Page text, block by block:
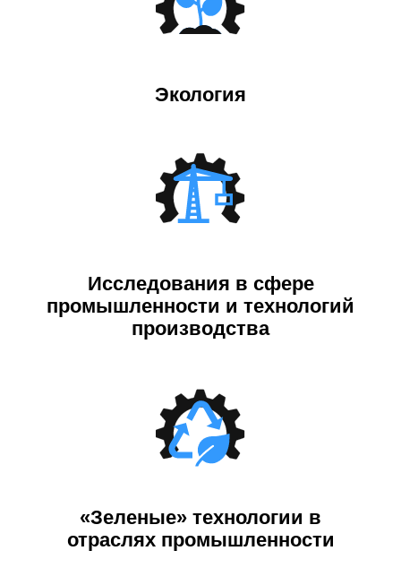
Экология
Исследования в сфере
промышленности и технологий
производства
«Зеленые» технологии в
отраслях промышленности